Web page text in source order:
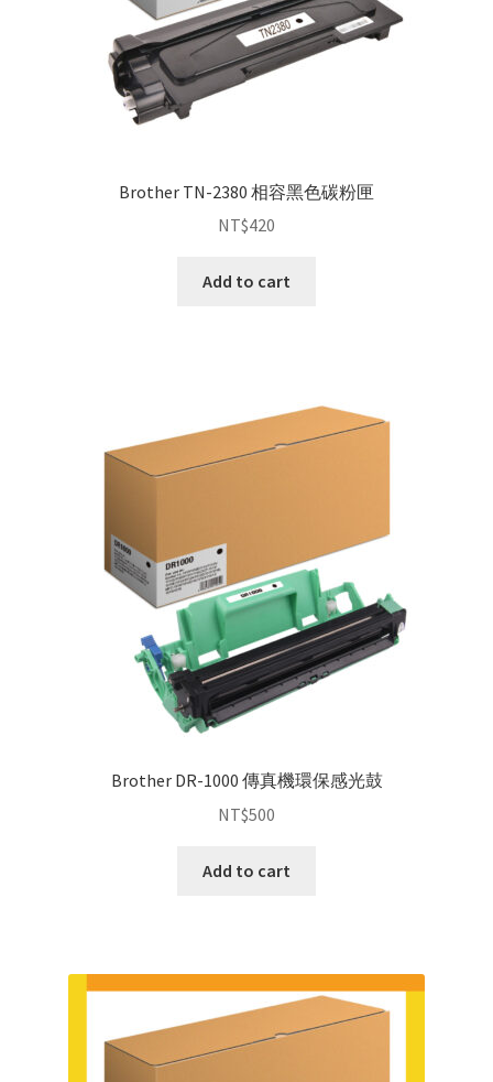
Brother TN-2380 相容黑色碳粉匣
NT$420
Add to cart
Brother DR-1000 傳真機環保感光鼓
NT$500
Add to cart